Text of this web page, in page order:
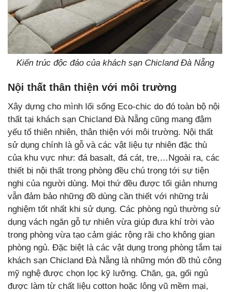
Kiến trúc độc đáo của khách sạn Chicland Đà Nẵng
Nội thất thân thiện với môi trường
Xây dựng cho mình lối sống Eco-chic do đó toàn bộ nội
thất tại khách sạn Chicland Đà Nẵng cũng mang đậm
yếu tố thiên nhiên, thân thiện với môi trường. Nội thất
sử dụng chính là gỗ và các vật liệu tự nhiên đặc thù
của khu vực như: đá basalt, đá cát, tre,…Ngoài ra, các
thiết bị nội thất trong phòng đều chú trọng tới sự tiện
nghi của người dùng. Mọi thứ đều được tối giản nhưng
vẫn đảm bảo những đồ dùng cần thiết với những trải
nghiệm tốt nhất khi sử dụng. Các phòng ngủ thường sử
dụng vách ngăn gỗ tự nhiên vừa giúp đưa khí trời vào
trong phòng vừa tạo cảm giác rộng rãi cho không gian
phòng ngủ. Đặc biệt là các vật dụng trong phòng tắm tại
khách sạn Chicland Đà Nẵng là những món đồ thủ công
mỹ nghệ được chọn lọc kỹ lưỡng. Chăn, ga, gối ngủ
được làm từ chất liệu cotton hoặc lông vũ mềm mại,